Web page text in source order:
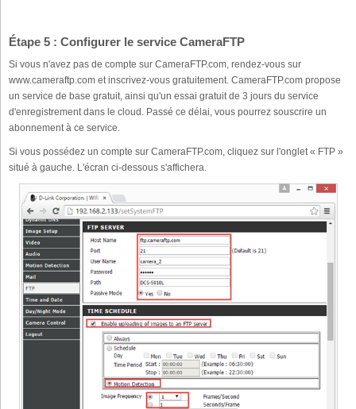
Étape 5 : Configurer le service CameraFTP
Si vous n'avez pas de compte sur CameraFTP.com, rendez-vous sur
www.cameraftp.com et inscrivez-vous gratuitement. CameraFTP.com propose
un service de base gratuit, ainsi qu'un essai gratuit de 3 jours du service
d'enregistrement dans le cloud. Passé ce délai, vous pourrez souscrire un
abonnement à ce service.
Si vous possédez un compte sur CameraFTP.com, cliquez sur l'onglet « FTP »
situé à gauche. L'écran ci-dessous s'affichera.